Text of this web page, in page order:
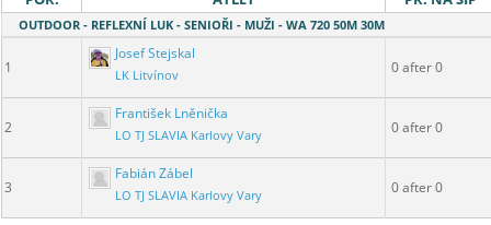
OUTDOOR - REFLEXNÍ LUK - SENIOŘI - MUŽI - WA 720 50M 30M
1
Josef Stejskal
LK Litvínov 0 after 0
2
František Lněnička
LO TJ SLAVIA Karlovy Vary 0 after 0
3
Fabián Zábel
LO TJ SLAVIA Karlovy Vary 0 after 0